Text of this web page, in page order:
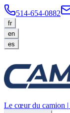
514-654-0882
fr
en
es
Le cœur du camion |